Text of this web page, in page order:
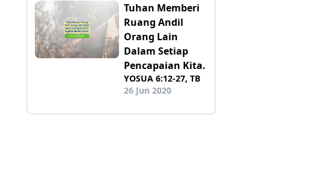
Tuhan Memberi
Ruang Andil
Orang Lain
Dalam Setiap
Pencapaian Kita.
YOSUA 6:12-27, TB
26 Jun 2020